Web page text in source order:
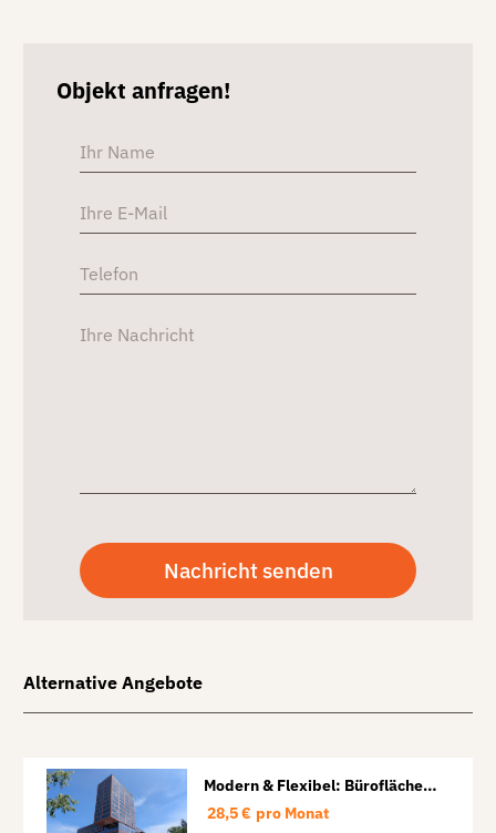
Objekt anfragen!
Alternative Angebote
Modern & Flexibel: Büroflächen
795 m²
28,5 € pro Monat